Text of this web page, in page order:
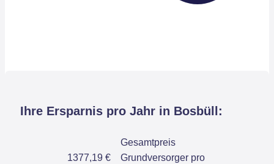
Ihre Ersparnis pro Jahr in Bosbüll:
1377,19 €
Gesamtpreis
Grundversorger pro